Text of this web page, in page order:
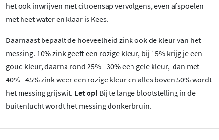
het ook inwrijven met citroensap vervolgens, even afspoelen
met heet water en klaar is Kees.
Daarnaast bepaalt de hoeveelheid zink ook de kleur van het
messing. 10% zink geeft een rozige kleur, bij 15% krijg je een
goud kleur, daarna rond 25% - 30% een gele kleur, dan met
40% - 45% zink weer een rozige kleur en alles boven 50% wordt
het messing grijswit. Let op! Bij te lange blootstelling in de
buitenlucht wordt het messing donkerbruin.